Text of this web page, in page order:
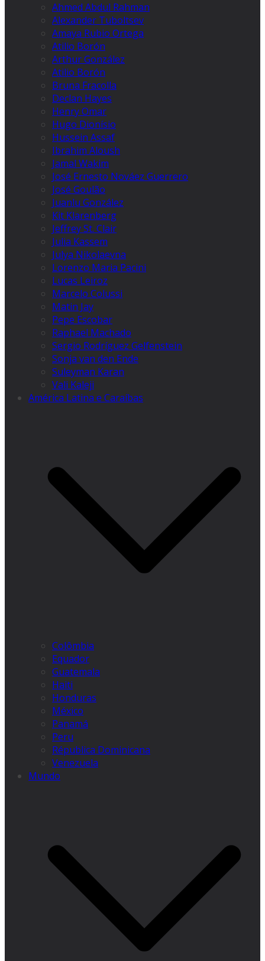
Ahmed Abdul Rahman
Alexander Tuboltsev
Amaya Rubio Ortega
Atilio Borón
Arthur González
Atilio Borón
Bruna Fracolla
Declan Hayes
Henry Omar
Hugo Dionísio
Hussein Assaf
Ibrahim Aloush
Jamal Wakim
José Ernesto Nováez Guerrero
José Goulão
Juanlu González
Kit Klarenberg
Jeffrey St. Clair
Julia Kassem
Julya Nikolaevna
Lorenzo Maria Pacini
Lucas Leiroz
Marcelo Colussi
Matin Jay
Pepe Escobar
Raphael Machado
Sergio Rodríguez Gelfenstein
Sonja van den Ende
Suleyman Karan
Vali Kaleji
América Latina e Caraíbas
Colômbia
Equador
Guatemala
Haiti
Honduras
México
Panamá
Peru
Républica Dominicana
Venezuela
Mundo